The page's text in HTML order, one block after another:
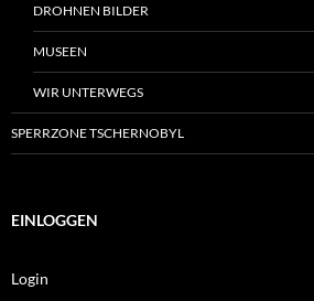
DROHNEN BILDER
MUSEEN
WIR UNTERWEGS
SPERRZONE TSCHERNOBYL
EINLOGGEN
Login